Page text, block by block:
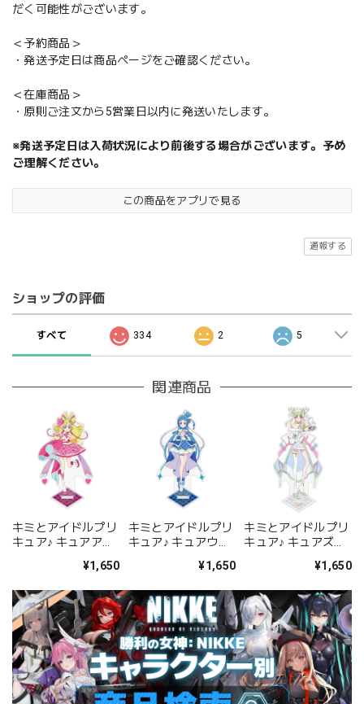
だく可能性がございます。
＜予約商品＞
・発送予定日は商品ページをご確認ください。
＜在庫商品＞
・原則ご注文から5営業日以内に発送いたします。
※発送予定日は入荷状況により前後する場合がございます。予め
ご理解ください。
この商品をアプリで見る
通報する
ショップの評価
すべて 334 2 5
関連商品
キミとアイドルプリ
キュア♪ キュアアイ
¥1,650
キミとアイドルプリ
キュア♪ キュアウイ
¥1,650
キミとアイドルプリ
キュア♪ キュアズキ
¥1,650